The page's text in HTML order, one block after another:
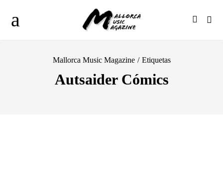
Mallorca Music Magazine / Etiquetas
Autsaider Cómics